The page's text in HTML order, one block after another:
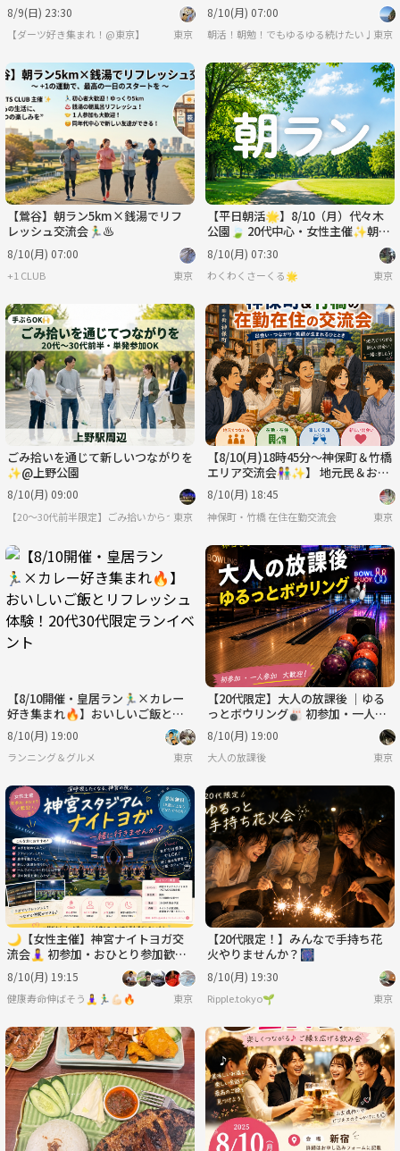
8/9(日) 23:30
【ダーツ好き集まれ！@東京】 東京
8/10(月) 07:00
朝活！朝勉！でもゆるゆる続けたい♪ 東京
【鶯谷】朝ラン5km×銭湯でリフ
レッシュ交流会🏃‍♂️♨️
8/10(月) 07:00
+1 CLUB 東京
【平日朝活🌟】8/10（月）代々木
公園🍃 20代中心・女性主催✨朝の
ランニングで心も体もリフレッシュ
🌞
8/10(月) 07:30
わくわくさーくる🌟 東京
ごみ拾いを通じて新しいつながりを
✨@上野公園
8/10(月) 09:00
【20～30代前半限定】ごみ拾いからつながりを【TECL】
東京
【8/10(月)18時45分～神保町＆竹橋
エリア交流会👫✨】 地元民＆お勤
め限定でご近所仲間を増やそう！
8/10(月) 18:45
神保町・竹橋 在住在勤交流会 東京
【8/10開催・皇居ラン🏃‍♂️×カレー
好き集まれ🔥】おいしいご飯とリ
フレッシュ体験！20代30代限定ラ
ンイベント
8/10(月) 19:00
ランニング＆グルメ 東京
【20代限定】大人の放課後 ｜ゆる
っとボウリング🎳 初参加・一人参
加歓迎！
8/10(月) 19:00
大人の放課後 東京
🌙【女性主催】神宮ナイトヨガ交
流会🧘‍♀️ 初参加・おひとり参加歓迎
✨
8/10(月) 19:15
健康寿命伸ばそう🧘‍♀️🏃‍♂️💪🏻🔥 東京
【20代限定！】みんなで手持ち花
火やりませんか？🎆
8/10(月) 19:30
Ripple.tokyo🌱 東京